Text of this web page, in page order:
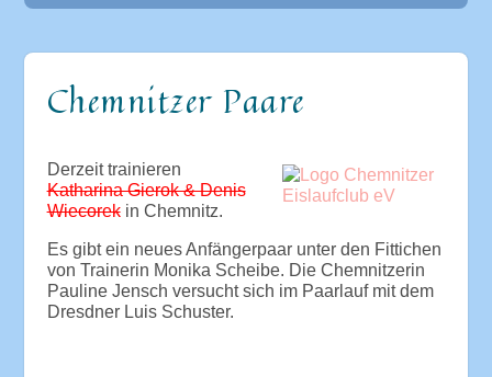
Chemnitzer Paare
Derzeit trainieren
Katharina Gierok & Denis
Wiecorekin Chemnitz.
Es gibt ein neues Anfängerpaar unter den Fittichen
von Trainerin Monika Scheibe. Die Chemnitzerin
Pauline Jensch versucht sich im Paarlauf mit dem
Dresdner Luis Schuster.